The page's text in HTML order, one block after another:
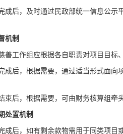
成后，及时通过民政部统一信息公
机制
善工作组应根据各自职责对项目目
成后，根据需要，通过适当形式面
束后，根据需要，可由财务核算组
处置机制
成后，如有剩余款物需用于同类项